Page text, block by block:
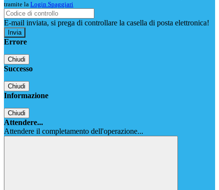
tramite la Login Spaggiari
E-mail inviata, si prega di controllare la casella di posta elettronica!
Errore
Chiudi
Successo
Chiudi
Informazione
Chiudi
Attendere...
Attendere il completamento dell'operazione...